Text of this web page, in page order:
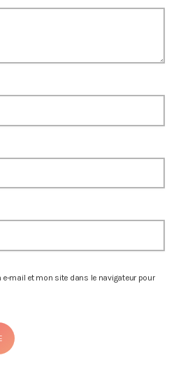
mail et mon site dans le navigateur pour